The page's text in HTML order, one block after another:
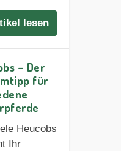
lesen
– Der
für
Heucobs
Ihr